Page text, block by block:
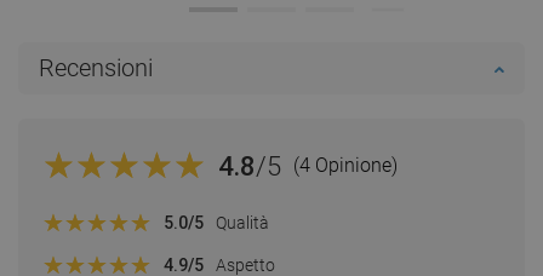
Recensioni
4.8/5 (4 Opinione)
5.0/5 Qualità
4.9/5 Aspetto